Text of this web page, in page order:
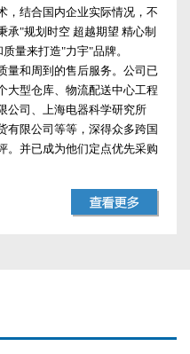
，结合国内企业实际情况，不
承"规划时空 超越期望 精心制
量来打造"力宇"品牌。
量和周到的售后服务。公司已
大型仓库、物流配送中心工程
公司、上海电器科学研究所
有限公司等等，深得众多跨国
。并已成为他们定点优先采购